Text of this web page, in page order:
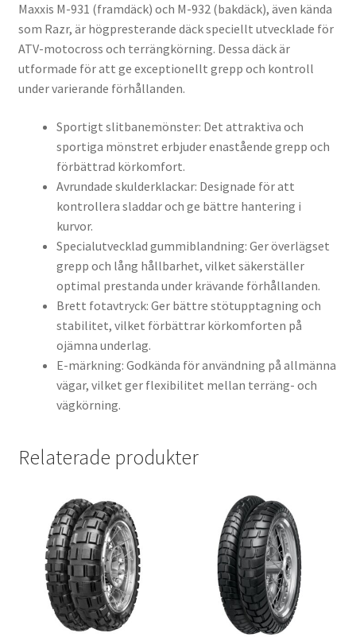
Maxxis M-931 (framdäck) och M-932 (bakdäck), även kända
som Razr, är högpresterande däck speciellt utvecklade för
ATV-motocross och terrängkörning. Dessa däck är
utformade för att ge exceptionellt grepp och kontroll
under varierande förhållanden.
Sportigt slitbanemönster: Det attraktiva och
sportiga mönstret erbjuder enastående grepp och
förbättrad körkomfort.
Avrundade skulderklackar: Designade för att
kontrollera sladdar och ge bättre hantering i
kurvor.
Specialutvecklad gummiblandning: Ger överlägset
grepp och lång hållbarhet, vilket säkerställer
optimal prestanda under krävande förhållanden.
Brett fotavtryck: Ger bättre stötupptagning och
stabilitet, vilket förbättrar körkomforten på
ojämna underlag.
E-märkning: Godkända för användning på allmänna
vägar, vilket ger flexibilitet mellan terräng- och
vägkörning.
Relaterade produkter